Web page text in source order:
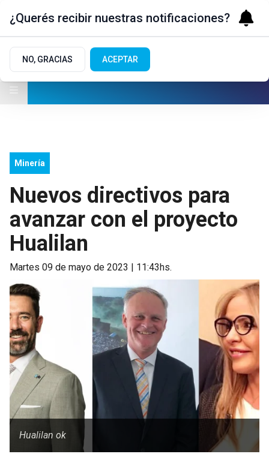
Minería
Nuevos directivos para
avanzar con el proyecto
Hualilan
martes 09 de mayo de 2023 | 11:43hs.
Hualilan ok
¿Querés recibir nuestras notificaciones?
NO, GRACIAS ACEPTAR